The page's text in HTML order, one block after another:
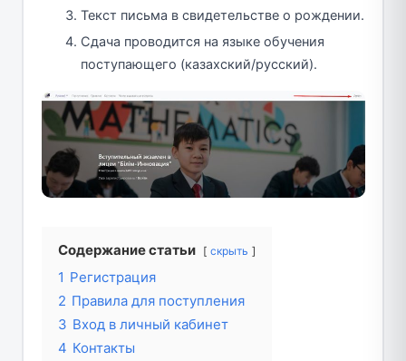
Текст письма в свидетельстве о рождении.
Сдача проводится на языке обучения
поступающего (казахский/русский).
Содержание статьи скрыть
1 Регистрация
2 Правила для поступления
3 Вход в личный кабинет
4 Контакты